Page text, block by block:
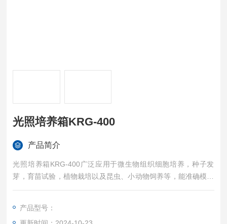
光照培养箱KRG-400
产品简介
光照培养箱KRG-400广泛应用于微生物组织细胞培养，种子发
芽，育苗试验，植物栽培以及昆虫、小动物饲养等，能准确模拟
不同环境气候条件。
产品型号：